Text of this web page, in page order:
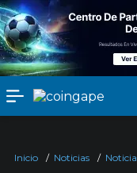
Inicio / Noticias /